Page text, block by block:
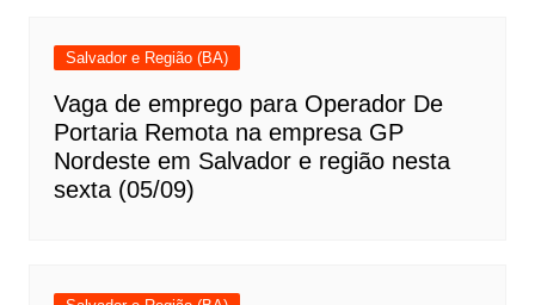
Salvador e Região (BA)
Vaga de emprego para Operador De
Portaria Remota na empresa GP
Nordeste em Salvador e região nesta
sexta (05/09)